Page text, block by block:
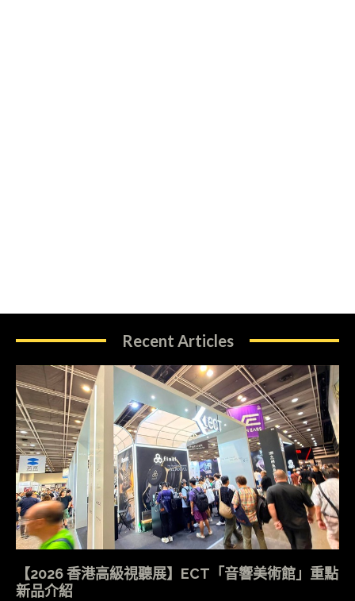
Recent Articles
【2026 香港高級視聽展】ECT「音響美術館」重點
新品介紹